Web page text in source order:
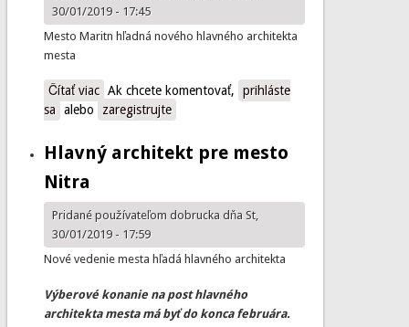
30/01/2019 - 17:45
Mesto Maritn hľadná nového hlavného architekta
mesta
Čítať viaco Hlavný architekt pre mesto Martin
Ak chcete komentovať,
prihláste
sa
alebo zaregistrujte
Hlavný architekt pre mesto
Nitra
Pridané používateľom dobruckadňa St,
30/01/2019 - 17:59
Nové vedenie mesta hľadá hlavného architekta
Výberové konanie na post hlavného
architekta mesta má byť do konca februára.